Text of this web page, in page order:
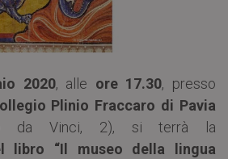
2020, alle ore 17.30, presso
Plinio Fraccaro di Pavia
da Vinci, 2), si terrà la
libro “Il museo della lingua